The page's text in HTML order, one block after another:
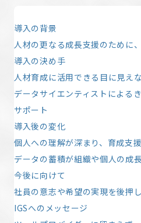
導入の背景
人材の更なる成長支援のために
導入の決め手
人材育成に活用できる目に見え
データサイエンティストによる
サポート
導入後の変化
個人への理解が深まり、育成支
データの蓄積が組織や個人の成
今後に向けて
社員の意志や希望の実現を後押
IGSへのメッセージ